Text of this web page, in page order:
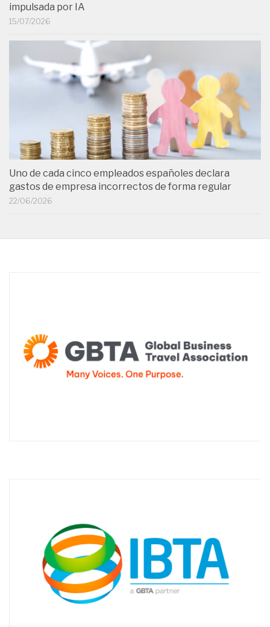
impulsada por IA
15/07/2026
Uno de cada cinco empleados españoles declara
gastos de empresa incorrectos de forma regular
22/06/2026